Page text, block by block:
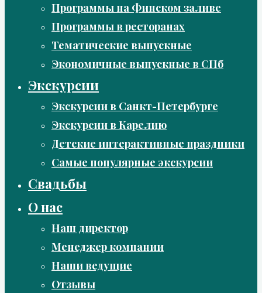
Программы на Финском заливе
Программы в ресторанах
Тематические выпускные
Экономичные выпускные в СПб
Экскурсии
Экскурсии в Санкт-Петербурге
Экскурсии в Карелию
Детские интерактивные праздники
Самые популярные экскурсии
Свадьбы
О нас
Наш директор
Менеджер компании
Наши ведущие
Отзывы